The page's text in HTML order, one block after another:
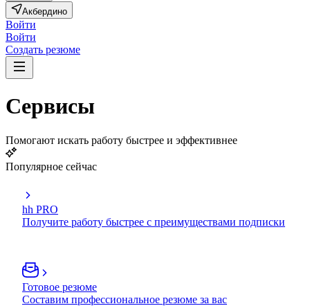
Акбердино
Войти
Войти
Создать резюме
Сервисы
Помогают искать работу быстрее и эффективнее
Популярное сейчас
hh PRO
Получите работу быстрее с преимуществами подписки
Готовое резюме
Составим профессиональное резюме за вас